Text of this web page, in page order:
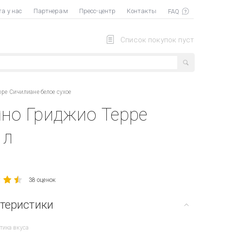
у нас Партнерам Пресс-центр Контакты
Список покупок пуст
Сичилиане белое сухое
Гриджио Терре
38 оценок
вкуса